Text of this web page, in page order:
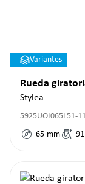
Variantes
Rueda
Stylea
5925UOI065L51-
65 mm